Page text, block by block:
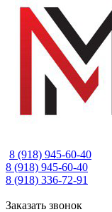
8 (918) 945-60-40
8 (918) 945-60-40
8 (918) 336-72-91
Заказать звонок